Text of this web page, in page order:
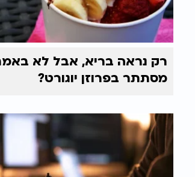
רק נראה בריא, אבל לא
מסתתר בפרוזן יוגורט?